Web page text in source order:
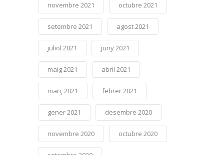
novembre 2021 octubre 2021
setembre 2021 agost 2021
juliol 2021 juny 2021
maig 2021 abril 2021
març 2021 febrer 2021
gener 2021 desembre 2020
novembre 2020 octubre 2020